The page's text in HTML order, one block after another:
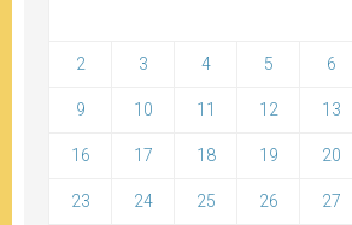
2 3 4 5 6
9 10 11 12 13
16 17 18 19 20
23 24 25 26 27